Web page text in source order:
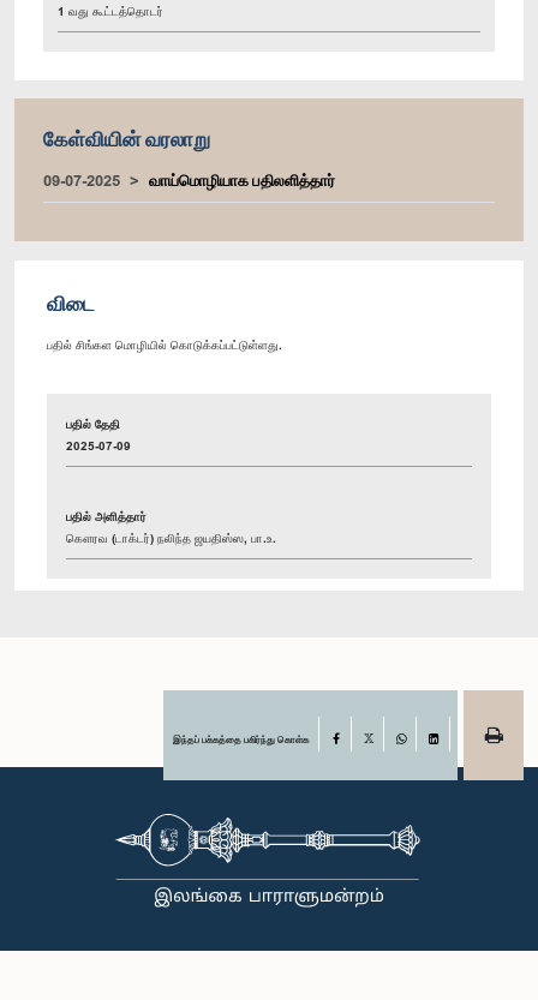
1 வது கூட்டத்தொடர்
கேள்வியின் வரலாறு
09-07-2025 வாய்மொழியாக பதிலளித்தார்
விடை
பதில் சிங்கள மொழியில் கொடுக்கப்பட்டுள்ளது.
பதில் தேதி
2025-07-09
பதில் அளித்தார்
கௌரவ (டாக்டர்) நலிந்த ஜயதிஸ்ஸ, பா.உ.
இந்தப் பக்கத்தை பகிர்ந்து கொள்க Facebook